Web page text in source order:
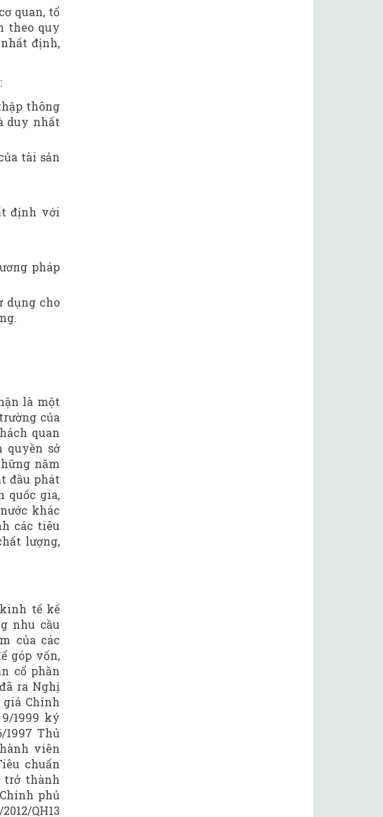
quan, tổ
theo quy
định,
thông
duy nhất
tài sản
định với
pháp
dụng cho
là một
của
quan
quyền sở
năm
đầu phát
quốc gia,
khác
các tiêu
lượng,
tế kế
nhu cầu
của các
góp vốn,
cổ phần
ra Nghị
giá Chính
1999 ký
Thủ
viên
chuẩn
trở thành
phủ
QH13